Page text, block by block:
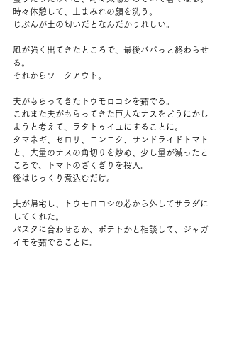
時々休憩して、土まみれの顔を洗う。
じぶんが土の匂いだとなんだかうれしい。
風が強く出てきたところで、最後ババっと終わらせ
る。
それからワークアウト。
夫がもらってきたトウモロコシを茹でる。
これまた夫がもらってきた巨大なナスをどうにかし
ようと考えて、ラタトゥイユにすることに。
タマネギ、セロリ、ニンニク、サンドライドトマト
と、大量のナスの角切りを炒め、少し量が減ったと
ころで、トマトのざくぎりを投入。
後はじっくり煮込むだけ。
夫が帰宅し、トウモロコシの芯から外してサラダに
してくれた。
パスタに合わせるか、ポテトかと相談して、ジャガ
イモを茹でることに。